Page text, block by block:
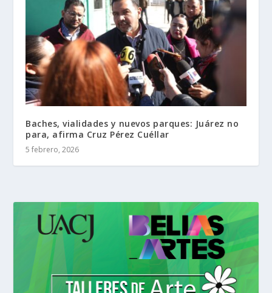
Baches, vialidades y nuevos parques: Juárez no
para, afirma Cruz Pérez Cuéllar
5 febrero, 2026